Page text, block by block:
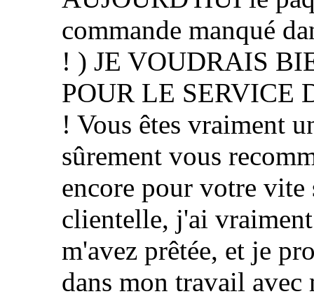
commande manqué
! ) JE VOUDRAIS
POUR LE SERVICE
! Vous êtes vraiment
sûrement vous
encore pour votre
clientelle, j'ai
m'avez prêtée, et je
dans mon travail